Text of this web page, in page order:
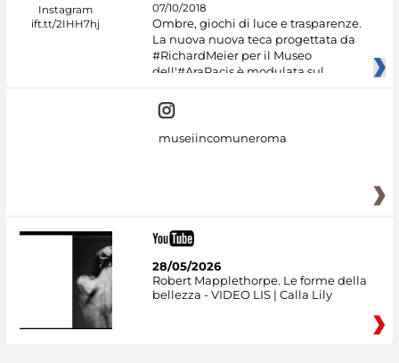
07/10/2018
Ombre, giochi di luce e trasparenze.
La nuova nuova teca progettata da
#RichardMeier per il Museo
dell'#AraPacis è modulata sul
museiincomuneroma
28/05/2026
Robert Mapplethorpe. Le forme della
bellezza - VIDEO LIS | Calla Lily